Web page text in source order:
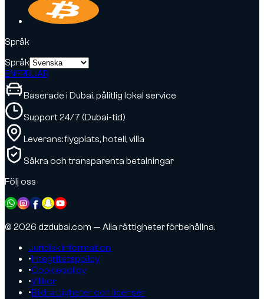
Språk
Språk
ENFRRUAR
Baserade i Dubai, pålitlig lokal service
Support 24/7 (Dubai-tid)
Leverans: flygplats, hotell, villa
Säkra och transparenta betalningar
Följ oss
© 2026 dzdubai.com — Alla rättigheter förbehållna.
Juridisk information
•Integritetspolicy
•Cookiepolicy
•Villkor
•Bildrättigheter och licenser